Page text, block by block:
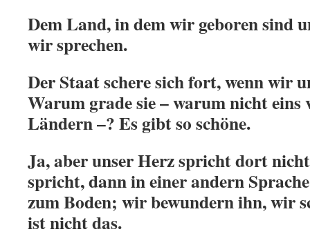
Dem Land, in dem wir geboren sind
wir sprechen.
Der Staat schere sich fort, wenn wir
Warum grade sie – warum nicht eins
Ländern –? Es gibt so schöne.
Ja, aber unser Herz spricht dort
spricht, dann in einer andern Sprache
zum Boden; wir bewundern ihn, wir
ist nicht das.